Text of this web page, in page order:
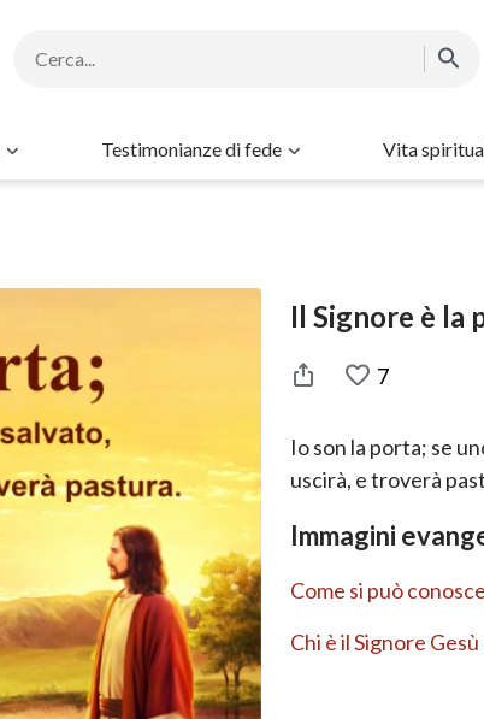
Testimonianze di fede Vita
Il Signore è la
7
Io son la porta; se
uscirà, e troverà
Immagini
Come si può
Chi è il Signore